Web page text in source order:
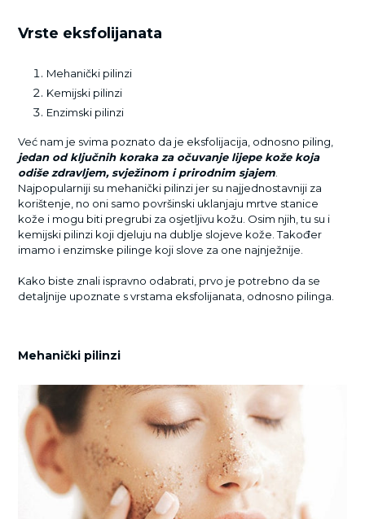
Vrste eksfolijanata
Mehanički pilinzi
Kemijski pilinzi
Enzimski pilinzi
Već nam je svima poznato da je eksfolijacija, odnosno piling,
jedan od ključnih koraka za očuvanje lijepe kože koja
odiše zdravljem, svježinom i prirodnim sjajem
Najpopularniji su mehanički pilinzi jer su najjednostavniji za
korištenje, no oni samo površinski uklanjaju mrtve stanice
kože i mogu biti pregrubi za osjetljivu kožu. Osim njih, tu su i
kemijski pilinzi koji djeluju na dublje slojeve kože. Također
imamo i enzimske pilinge koji slove za one najnježnije.
Kako biste znali ispravno odabrati, prvo je potrebno da se
detaljnije upoznate s vrstama eksfolijanata, odnosno pilinga.
Mehanički pilinzi